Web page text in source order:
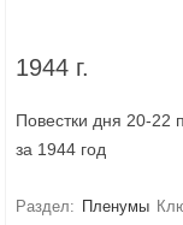
1944 г.
Повестки дня 20-22
за 1944 год
Раздел: Пленумы